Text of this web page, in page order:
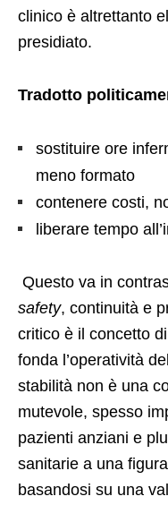
clinico è altrettanto
presidiato.
Tradotto
sostituire ore
meno formato
contenere costi,
liberare tempo
Questo va in
safety, continuità e
critico è il concetto
fonda l’operatività
stabilità non è una
mutevole, spesso
pazienti anziani e
sanitarie a una
basandosi su una